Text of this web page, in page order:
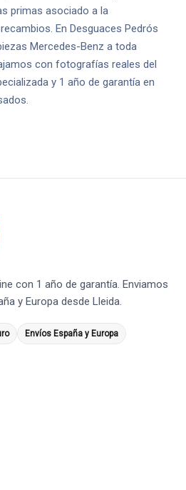
primas asociado a la
En Desguaces Pedrós
Mercedes-Benz a toda
con fotografías reales del
y 1 año de garantía en
con 1 año de garantía. Enviamos
y Europa desde Lleida.
Envíos España y Europa